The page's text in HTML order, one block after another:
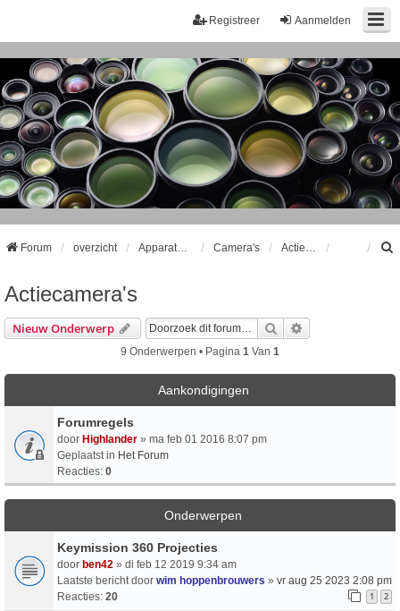
Aanmelden
Registreer
Forum overzicht Camera's
Actiecamera's
Nieuw Onderwerp Zoek
9 Onderwerpen • Pagina 1 Van 1
Aankondigingen
Forumregels
door Highlander » ma feb 01 2016 8:07 pm
Geplaatst in Het Forum
Reacties: 0
Onderwerpen
Keymission 360 Projecties
door ben42 » di feb 12 2019 9:34 am
Laatste bericht door wim hoppenbrouwers » vr aug 25 2023 2:08 pm
Reacties: 20 1 2